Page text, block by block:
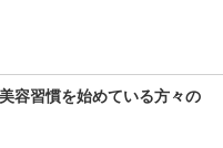
容習慣を始めている方々の